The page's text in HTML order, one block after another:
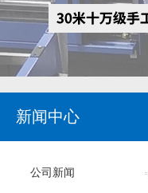
新闻中心
公司新闻